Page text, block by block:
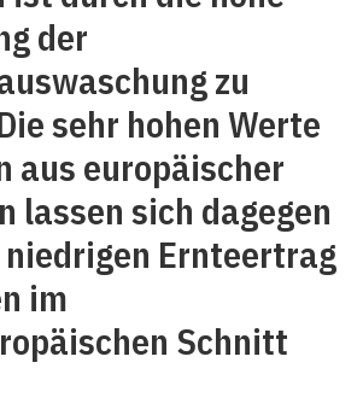
der
zu
sehr hohen Werte
aus europäischer
lassen sich dagegen
Ernteertrag
im
Schnitt